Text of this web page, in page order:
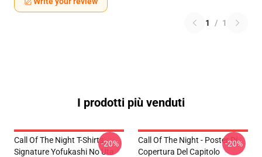
1 / 1
I prodotti più venduti
Call Of The Night T-Shirts -
Signature Yofukashi No Uta
-20%
Call Of The Night - Poster Di
Copertura Del Capitolo
-20%